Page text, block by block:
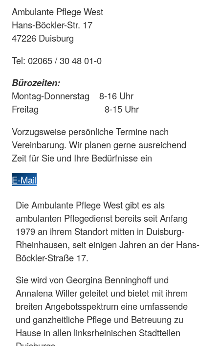
Ambulante Pflege West
Hans-Böckler-Str. 17
47226 Duisburg
Tel: 02065 / 30 48 01-0
Bürozeiten:
Montag-Donnerstag 8-16 Uhr
Freitag 8-15 Uhr
Vorzugsweise persönliche Termine nach
Vereinbarung. Wir planen gerne ausreichend
Zeit für Sie und Ihre Bedürfnisse ein
E-Mail
Die Ambulante Pflege West gibt es als
ambulanten Pflegedienst bereits seit Anfang
1979 an ihrem Standort mitten in Duisburg-
Rheinhausen, seit einigen Jahren an der Hans-
Böckler-Straße 17.
Sie wird von Georgina Benninghoff und
Annalena Willer geleitet und bietet mit ihrem
breiten Angebotsspektrum eine umfassende
und ganzheitliche Pflege und Betreuung zu
Hause in allen linksrheinischen Stadtteilen